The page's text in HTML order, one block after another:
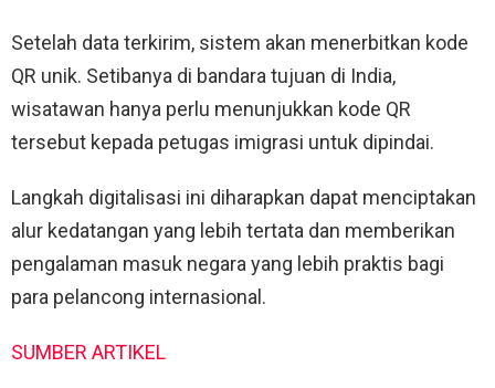
Setelah data terkirim, sistem akan menerbitkan kode
QR unik. Setibanya di bandara tujuan di India,
wisatawan hanya perlu menunjukkan kode QR
tersebut kepada petugas imigrasi untuk dipindai.
Langkah digitalisasi ini diharapkan dapat menciptakan
alur kedatangan yang lebih tertata dan memberikan
pengalaman masuk negara yang lebih praktis bagi
para pelancong internasional.
SUMBER ARTIKEL